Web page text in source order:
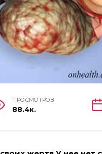
ПРОСМОТРОВ
88.4к.